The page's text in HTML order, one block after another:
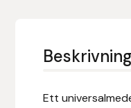
Beskrivning
Ett
Epona bokförlag
Equality Line